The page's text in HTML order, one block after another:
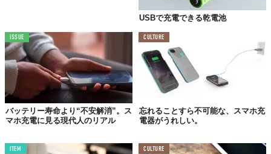
USBで充電できる乾電池
ISSUE
バッテリー寿命より“不安解消”。ス
マホ充電に見る現代人のリアル
CULTURE
忘れることすら不可能な、スマホ充
電器がうれしい。
ITEM CULTURE